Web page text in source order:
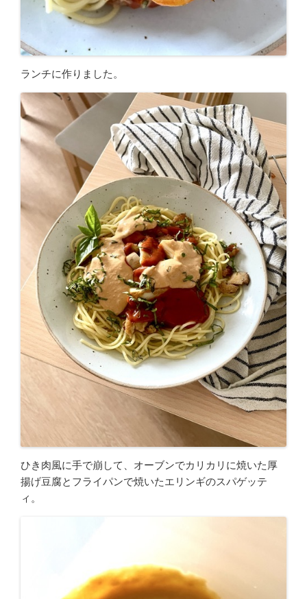
ランチに作りました。
ひき肉風に手で崩して、オーブンでカリカリに焼いた厚
揚げ豆腐とフライパンで焼いたエリンギのスパゲッテ
ィ。